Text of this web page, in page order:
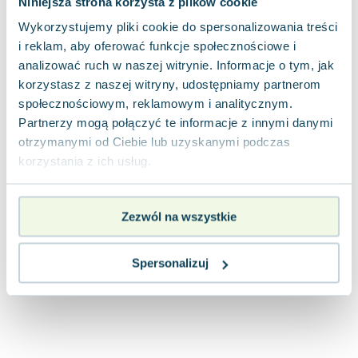
Wykorzystujemy pliki cookie do spersonalizowania treści
i reklam, aby oferować funkcje społecznościowe i
analizować ruch w naszej witrynie. Informacje o tym, jak
korzystasz z naszej witryny, udostępniamy partnerom
społecznościowym, reklamowym i analitycznym.
Partnerzy mogą połączyć te informacje z innymi danymi
otrzymanymi od Ciebie lub uzyskanymi podczas
korzystania z ich usług.
Zezwól na wszystkie
Spersonalizuj
Joseph Murphy
Jan Sztaudynger
Aleksander Puszkin
Oscar Wilde
Małgorzata Ohme
Leszek Czarnecki
Joanna Racewicz
Janina Zającówna
Anna Prus (oprac.)
Nela Mała Reporterka
Agnieszka Maciąg